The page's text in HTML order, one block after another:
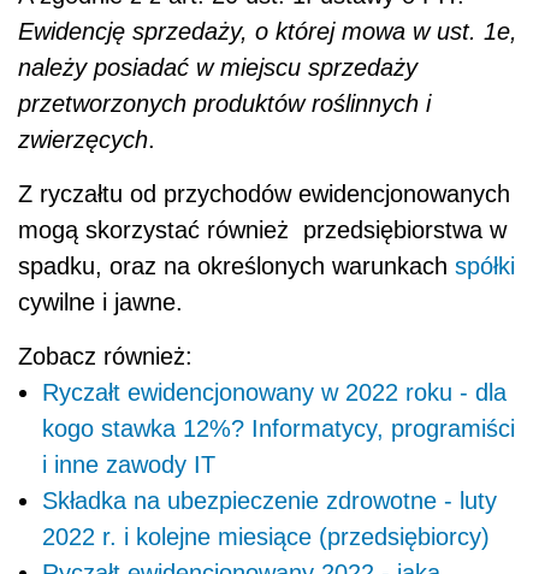
Ewidencję sprzedaży, o której mowa w ust. 1e,
należy posiadać w miejscu sprzedaży
przetworzonych produktów roślinnych i
zwierzęcych.
Z ryczałtu od przychodów ewidencjonowanych
mogą skorzystać również przedsiębiorstwa w
spadku, oraz na określonych warunkach spółki
cywilne i jawne.
Zobacz również:
Ryczałt ewidencjonowany w 2022 roku - dla
kogo stawka 12%? Informatycy, programiści
i inne zawody IT
Składka na ubezpieczenie zdrowotne - luty
2022 r. i kolejne miesiące (przedsiębiorcy)